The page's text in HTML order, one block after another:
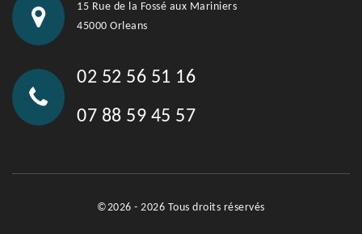
15 Rue de la Fossé aux Mariniers
45000 Orleans
02 52 56 51 16
07 88 59 45 57
©2026 - 2026 Tous droits réservés